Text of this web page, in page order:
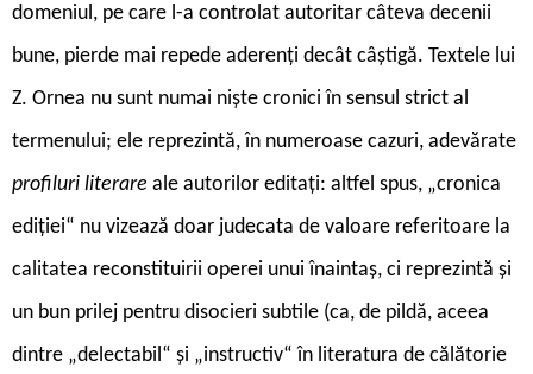
domeniul, pe care l-a controlat autoritar câteva decenii
bune, pierde mai repede aderenți decât câștigă. Textele lui
Z. Ornea nu sunt numai niște cronici în sensul strict al
termenului; ele reprezintă, în numeroase cazuri, adevărate
profiluri literare ale autorilor editați: altfel spus, „cronica
ediției“ nu vizează doar judecata de valoare referitoare la
calitatea reconstituirii operei unui înaintaș, ci reprezintă și
un bun prilej pentru disocieri subtile (ca, de pildă, aceea
dintre „delectabil“ și „instructiv“ în literatura de călătorie